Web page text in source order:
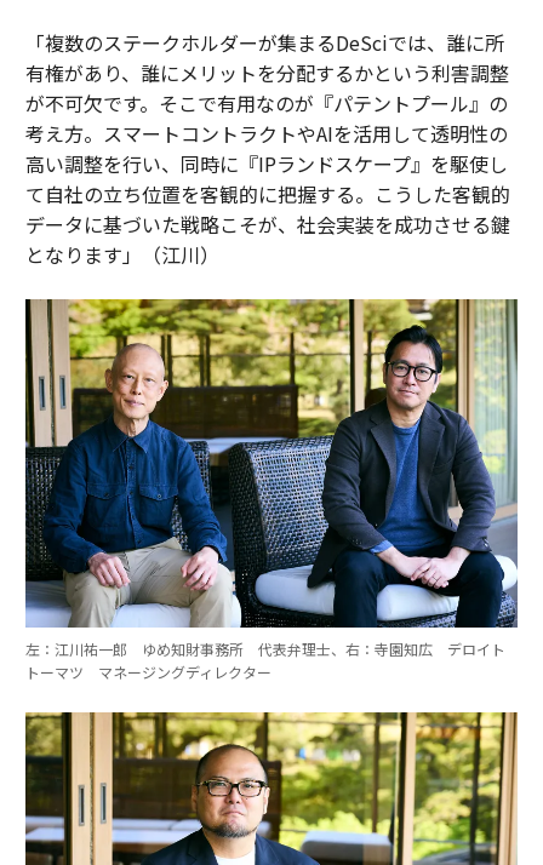
「複数のステークホルダーが集まるDeSciでは、誰に所
有権があり、誰にメリットを分配するかという利害調整
が不可欠です。そこで有用なのが『パテントプール』の
考え方。スマートコントラクトやAIを活用して透明性の
高い調整を行い、同時に『IPランドスケープ』を駆使し
て自社の立ち位置を客観的に把握する。こうした客観的
データに基づいた戦略こそが、社会実装を成功させる鍵
となります」（江川）
左：江川祐一郎 ゆめ知財事務所 代表弁理士、右：寺園知広 デロイト
トーマツ マネージングディレクター